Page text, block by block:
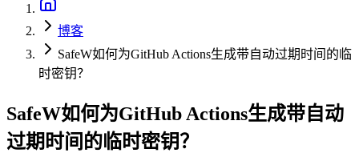
博客
SafeW如何为GitHub Actions生成带自动过期时间的临
时密钥？
SafeW如何为GitHub Actions生成带自动
过期时间的临时密钥？